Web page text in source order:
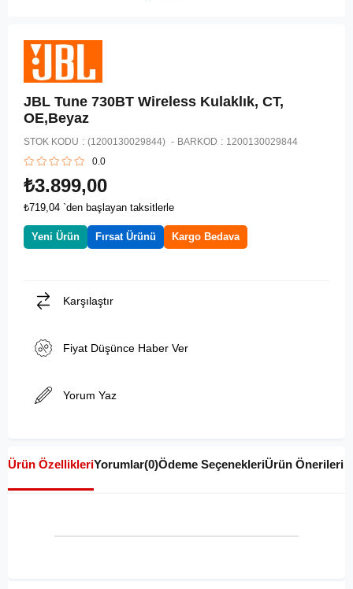
JBL Tune 730BT Wireless Kulaklık, CT,
OE,Beyaz
STOK KODU (1200130029844) BARKOD : 1200130029844
0.0
₺3.899,00
₺719,04 `den başlayan taksitlerle
Yeni Ürün Fırsat Ürünü Kargo Bedava
Karşılaştır
Fiyat Düşünce Haber Ver
Yorum Yaz
Ürün ÖzellikleriYorumlar(0)Ödeme SeçenekleriÜrün Önerileri